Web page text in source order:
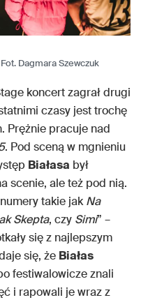
Dagmara Szewczuk
koncert zagrał drugi
czasy jest trochę
Prężnie pracuje nad
. Pod sceną w mgnieniu
Białasa był
scenie, ale też pod nią.
takie jakNa
Skepta, czy Simi” –
się z najlepszym
się, że Białas
festiwalowicze znali
i rapowali je wraz z